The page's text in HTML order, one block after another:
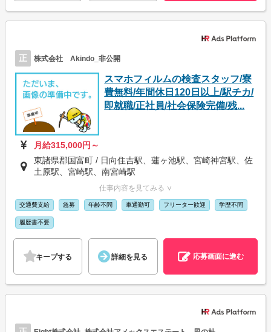
正 株式会社 Akindo_非公開
スマホフィルムの検査スタッフ/寮
費無料/年間休日120日以上/駅チカ/
即就職/正社員/社会保険完備/残...
月給315,000円～
東諸県郡国富町 / 日向住吉駅、蓮ヶ池駅、宮崎神宮駅、佐
土原駅、宮崎駅、南宮崎駅
仕事内容を見てみる ∨
交通費支給 急募 年齢不問 車通勤可 フリーター歓迎 学歴不問
履歴書不要
キープする 詳細を見る 応募画面に進む